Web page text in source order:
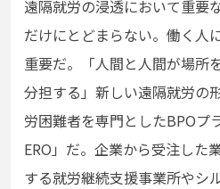
遠隔就労の浸透において重要
だけにとどまらない。働く人
重要だ。「人間と人間が場所
分担する」新しい遠隔就労の
労困難者を専門としたBPOプ
ERO」だ。企業から受注した
する就労継続支援事業所やシ